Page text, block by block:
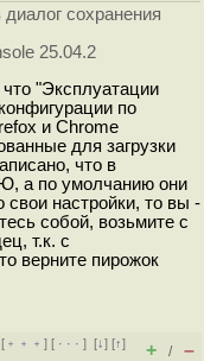
сохранения
25.04.2
"Эксплуатации
по
и Chrome
для загрузки
что в
по умолчанию они
свои настройки, то вы -
собой, возьмите с
т.к. с
верните пирожок
﹢﹢﹢] [ · · ·][↓] [↑]
+ / –